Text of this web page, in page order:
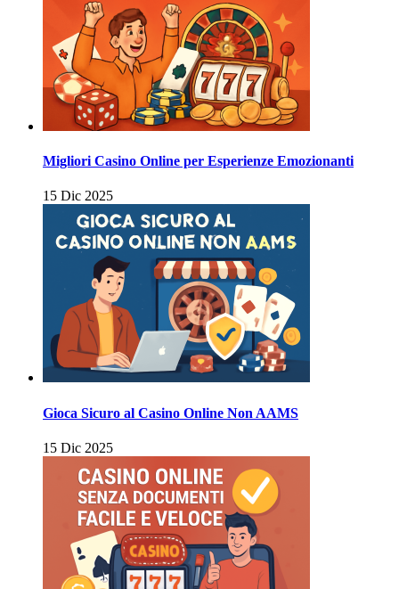
Migliori Casino Online per Esperienze Emozionanti
15 Dic 2025
Gioca Sicuro al Casino Online Non AAMS
15 Dic 2025